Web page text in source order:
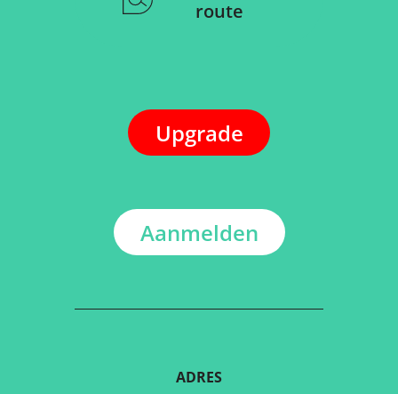
route
Upgrade
Aanmelden
ADRES